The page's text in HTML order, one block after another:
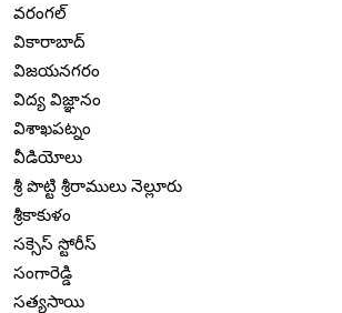
వరంగల్
వికారాబాద్
విజయనగరం
విద్య విజ్ఞానం
విశాఖపట్నం
వీడియోలు
శ్రీ పొట్టి శ్రీరాములు నెల్లూరు
శ్రీకాకుళం
సక్సెస్ స్టోరీస్
సంగారెడ్డి
సత్యసాయి